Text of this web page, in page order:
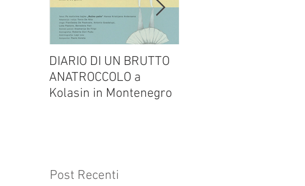
DIARIO DI UN BRUTTO
ANATROCCOLO a
Kolasin in Montenegro
Post Recenti